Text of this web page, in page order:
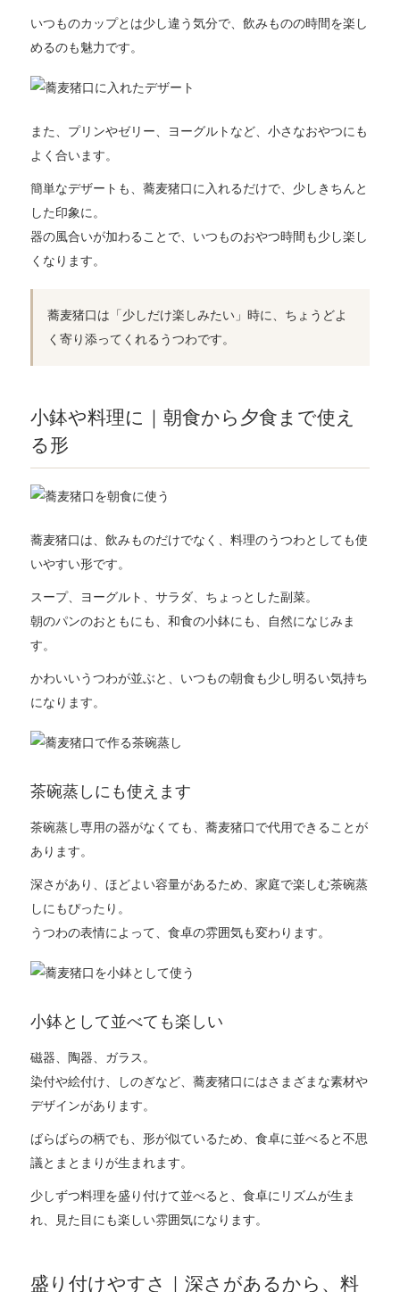
いつものカップとは少し違う気分で、飲みものの時間を楽し
めるのも魅力です。
また、プリンやゼリー、ヨーグルトなど、小さなおやつにも
よく合います。
簡単なデザートも、蕎麦猪口に入れるだけで、少しきちんと
した印象に。
器の風合いが加わることで、いつものおやつ時間も少し楽し
くなります。
蕎麦猪口は「少しだけ楽しみたい」時に、ちょうどよ
く寄り添ってくれるうつわです。
小鉢や料理に｜朝食から夕食まで使え
る形
蕎麦猪口は、飲みものだけでなく、料理のうつわとしても使
いやすい形です。
スープ、ヨーグルト、サラダ、ちょっとした副菜。
朝のパンのおともにも、和食の小鉢にも、自然になじみま
す。
かわいいうつわが並ぶと、いつもの朝食も少し明るい気持ち
になります。
茶碗蒸しにも使えます
茶碗蒸し専用の器がなくても、蕎麦猪口で代用できることが
あります。
深さがあり、ほどよい容量があるため、家庭で楽しむ茶碗蒸
しにもぴったり。
うつわの表情によって、食卓の雰囲気も変わります。
小鉢として並べても楽しい
磁器、陶器、ガラス。
染付や絵付け、しのぎなど、蕎麦猪口にはさまざまな素材や
デザインがあります。
ばらばらの柄でも、形が似ているため、食卓に並べると不思
議とまとまりが生まれます。
少しずつ料理を盛り付けて並べると、食卓にリズムが生ま
れ、見た目にも楽しい雰囲気になります。
盛り付けやすさ｜深さがあるから、料